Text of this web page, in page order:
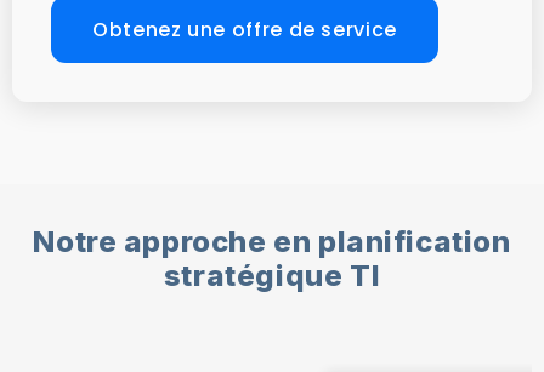
Obtenez une offre de service
Notre approche en planification
stratégique TI